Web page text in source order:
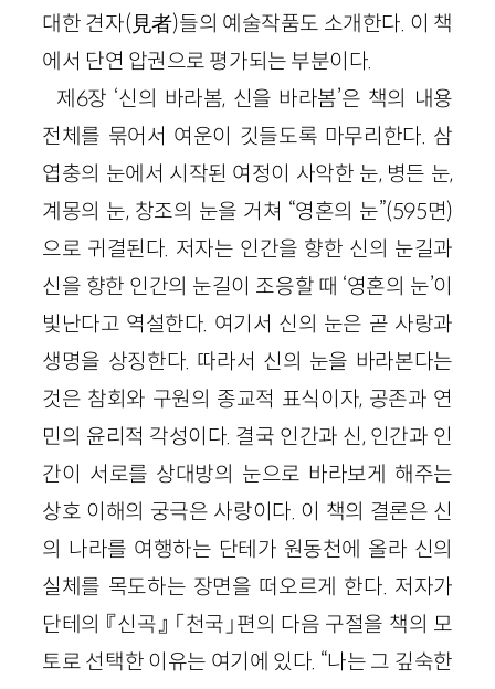
대한 견자(見者)들의 예술작품도 소개한다. 이 책
에서 단연 압권으로 평가되는 부분이다.
제6장 ‘신의 바라봄, 신을 바라봄’은 책의 내용
전체를 묶어서 여운이 깃들도록 마무리한다. 삼
엽충의 눈에서 시작된 여정이 사악한 눈, 병든 눈,
계몽의 눈, 창조의 눈을 거쳐 “영혼의 눈”(595면)
으로 귀결된다. 저자는 인간을 향한 신의 눈길과
신을 향한 인간의 눈길이 조응할 때 ‘영혼의 눈’이
빛난다고 역설한다. 여기서 신의 눈은 곧 사랑과
생명을 상징한다. 따라서 신의 눈을 바라본다는
것은 참회와 구원의 종교적 표식이자, 공존과 연
민의 윤리적 각성이다. 결국 인간과 신, 인간과 인
간이 서로를 상대방의 눈으로 바라보게 해주는
상호 이해의 궁극은 사랑이다. 이 책의 결론은 신
의 나라를 여행하는 단테가 원동천에 올라 신의
실체를 목도하는 장면을 떠오르게 한다. 저자가
단테의 『신곡』 「천국」편의 다음 구절을 책의 모
토로 선택한 이유는 여기에 있다. “나는 그 깊숙한